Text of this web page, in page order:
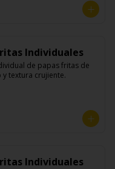
Individuales
de papas fritas de
textura crujiente.
Individuales